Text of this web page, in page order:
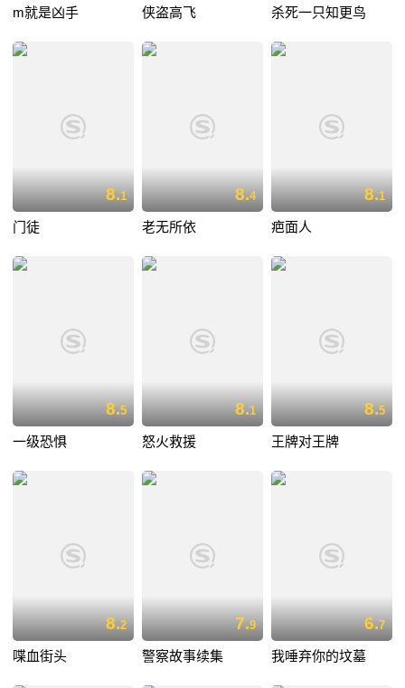
m就是凶手 侠盗高飞 杀死一只知更鸟
8.1
门徒
8.4
老无所依
8.1
疤面人
8.5
一级恐惧
8.1
怒火救援
8.5
王牌对王牌
8.2
喋血街头
7.9
警察故事续集
6.7
我唾弃你的坟墓